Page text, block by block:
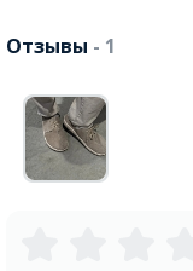
Отзывы - 1